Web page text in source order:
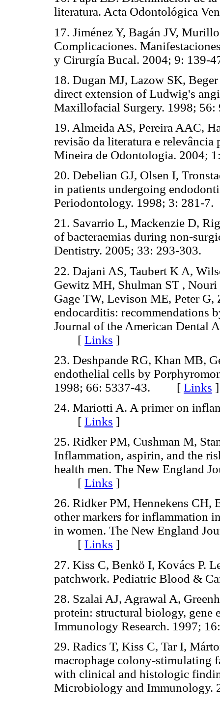
literatura. Acta Odontológica
17. Jiménez Y, Bagán JV,
Complicaciones.
y Cirurgía Bucal. 2004; 9:
18. Dugan MJ, Lazow SK,
direct extension of Ludwig's
Maxillofacial Surgery. 1998;
19. Almeida AS, Pereira AAC,
revisão da literatura e
Mineira de Odontologia.
20. Debelian GJ, Olsen I,
in patients undergoing
Periodontology. 1998; 3:
21. Savarrio L, Mackenzie D,
of bacteraemias during non-
Dentistry. 2005; 33: 293-
22. Dajani AS, Taubert K A,
Gewitz MH, Shulman ST ,
Gage TW, Levison ME, Peter
endocarditis: recommendations
Journal of the American Dental
[ Links ]
23. Deshpande RG, Khan MB,
endothelial cells by
1998; 66: 5337-43. [ Links ]
24. Mariotti A. A primer on
[ Links ]
25. Ridker PM, Cushman M,
Inflammation, aspirin, and the
health men. The New England
[ Links ]
26. Ridker PM, Hennekens CH,
other markers for inflammation
in women. The New England
[ Links ]
27. Kiss C, Benkö I, Kovács P.
patchwork. Pediatric Blood &
28. Szalai AJ, Agrawal A,
protein: structural biology, gene
Immunology Research.
29. Radics T, Kiss C, Tar I,
macrophage colony-stimulating
with clinical and histologic
Microbiology and